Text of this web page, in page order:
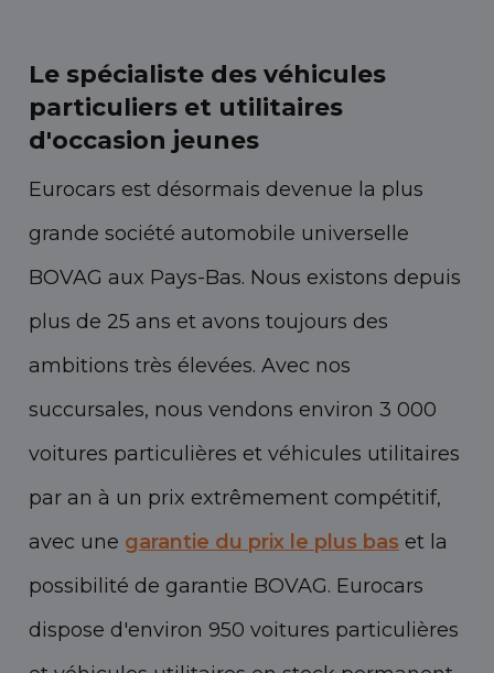
Le spécialiste des véhicules
particuliers et utilitaires
d'occasion jeunes
Eurocars est désormais devenue la plus
grande société automobile universelle
BOVAG aux Pays-Bas. Nous existons depuis
plus de 25 ans et avons toujours des
ambitions très élevées. Avec nos
succursales, nous vendons environ 3 000
voitures particulières et véhicules utilitaires
par an à un prix extrêmement compétitif,
avec une garantie du prix le plus bas et la
possibilité de garantie BOVAG. Eurocars
dispose d'environ 950 voitures particulières